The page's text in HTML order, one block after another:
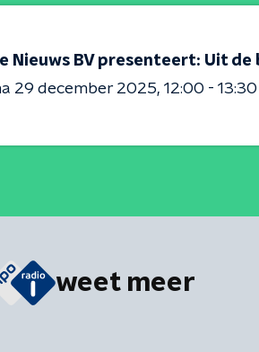
Nieuws BV presenteert: Uit
29 december 2025 12:00 - 13:30
weet meer